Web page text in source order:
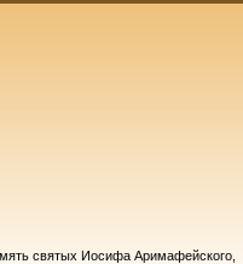
святых Иосифа Аримафейского,